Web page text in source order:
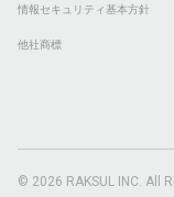
情報セキュリティ基本方針
他社商標
© 2026 RAKSUL INC. All